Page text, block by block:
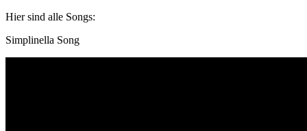
Hier sind alle Songs:
Simplinella Song